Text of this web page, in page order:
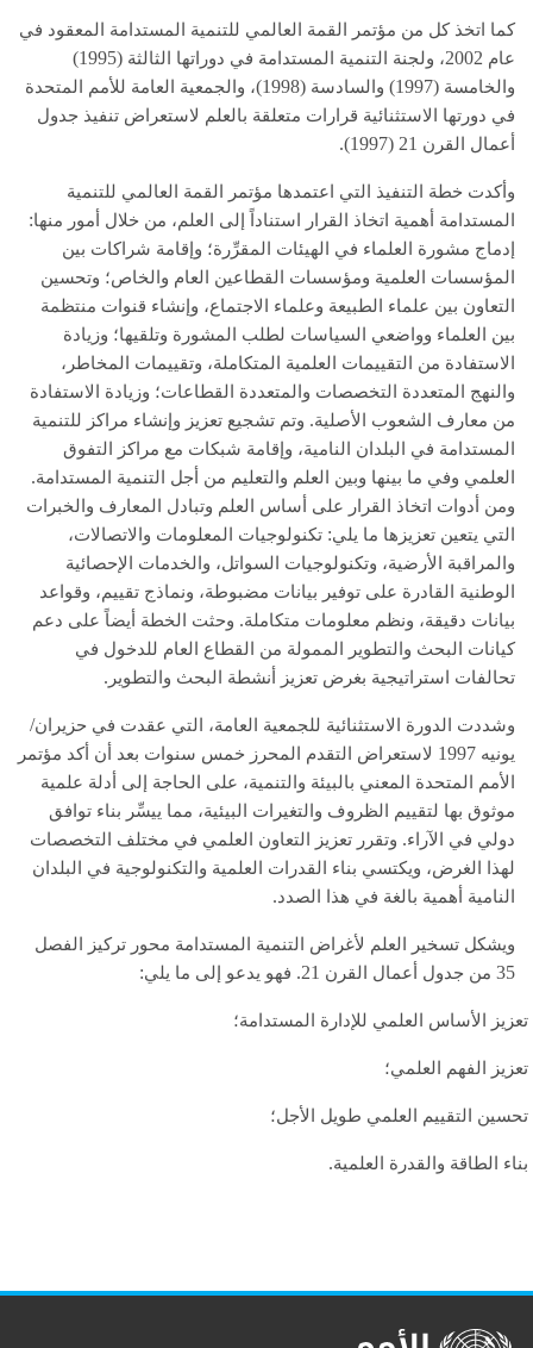
كما اتخذ كل من مؤتمر القمة العالمي للتنمية المستدامة المعقود في
عام2002، ولجنة التنمية المستدامة في دوراتها الثالثة(1995)
والخامسة(1997) والسادسة(1998)
، والجمعية العامة للأمم المتحدة
في دورتها الاستثنائية قرارات متعلقة بالعلم لاستعراض تنفيذ جدول
أعمال القرن 21 (1997).
وأكدت خطة التنفيذ التي اعتمدها مؤتمر القمة العالمي للتنمية
المستدامة أهمية اتخاذ القرار استناداً إلى العلم، من خلال أمور منها:
إدماج مشورة العلماء في الهيئات المقرِّرة؛ وإقامة شراكات بين
المؤسسات العلمية ومؤسسات القطاعين العام والخاص؛ وتحسين
التعاون بين علماء الطبيعة وعلماء الاجتماع، وإنشاء قنوات منتظمة
بين العلماء وواضعي السياسات لطلب المشورة وتلقيها؛ وزيادة
الاستفادة من التقييمات العلمية المتكاملة، وتقييمات المخاطر،
والنهج المتعددة التخصصات والمتعددة القطاعات؛ وزيادة الاستفادة
من معارف الشعوب الأصلية.وتم تشجيع تعزيز وإنشاء مراكز للتنمية
المستدامة في البلدان النامية، وإقامة شبكات مع مراكز التفوق
العلمي وفي ما بينها وبين العلم والتعليم من أجل التنمية المستدامة .
ومن أدوات اتخاذ القرار على أساس العلم وتبادل المعارف والخبرات
التي يتعين تعزيزها ما يلي: تكنولوجيات المعلومات والاتصالات،
والمراقبة الأرضية، وتكنولوجيات السواتل، والخدمات الإحصائية
الوطنية القادرة على توفير بيانات مضبوطة، ونماذج تقييم، وقواعد
بيانات دقيقة، ونظم معلومات متكاملة.وحثت الخطة أيضاً على دعم
كيانات البحث والتطوير الممولة من القطاع العام للدخول في
تحالفات استراتيجية بغرض تعزيز أنشطة البحث والتطوير.
وشددت الدورة الاستثنائية للجمعية العامة، التي عقدت في حزيران /
يونيه1997 لاستعراض التقدم المحرز خمس سنوات بعد أن أكد مؤتمر
الأمم المتحدة المعني بالبيئة والتنمية، على الحاجة إلى أدلة علمية
موثوق بها لتقييم الظروف والتغيرات البيئية، مما ييسِّر بناء توافق
دولي في الآراء .وتقرر تعزيز التعاون العلمي في مختلف التخصصات
لهذا الغرض، ويكتسي بناء القدرات العلمية والتكنولوجية في البلدان
النامية أهمية بالغة في هذا الصدد.
ويشكل تسخير العلم لأغراض التنمية المستدامة محور تركيز الفصل
35 من جدول أعمال القرن 21. فهو يدعو إلى ما يلي:
الأساس العلمي للإدارة المستدامة؛
الفهم العلمي؛
التقييم العلمي طويل الأجل؛
الطاقة والقدرة العلمية.